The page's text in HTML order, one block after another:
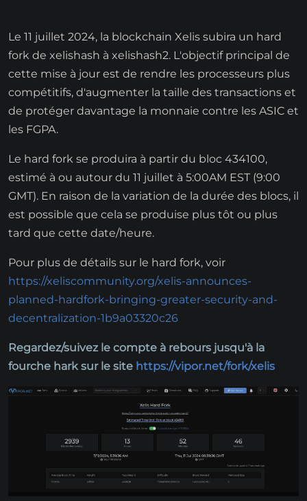
Le 11 juillet 2024, la blockchain Xelis subira un hard
fork de xelishash à xelishash2. L'objectif principal de
cette mise à jour est de rendre les processeurs plus
compétitifs, d'augmenter la taille des transactions et
de protéger davantage la monnaie contre les ASIC et
les FGPA.
Le hard fork se produira à partir du bloc 434100,
estimé à ou autour du 11 juillet à 5:00AM EST (9:00
GMT). En raison de la variation de la durée des blocs, il
est possible que cela se produise plus tôt ou plus
tard que cette date/heure.
Pour plus de détails sur le hard fork, voir
https://xeliscommunity.org/xelis-announces-
planned-hardfork-bringing-greater-security-and-
decentralization-1b9a03320c26
Regardez/suivez le compte à rebours jusqu'à la
fourche hark sur le site https://vipor.net/fork/xelis